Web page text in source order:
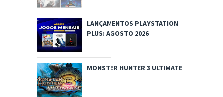
LANÇAMENTOS PLAYSTATION
PLUS: AGOSTO 2026
MONSTER HUNTER 3 ULTIMATE